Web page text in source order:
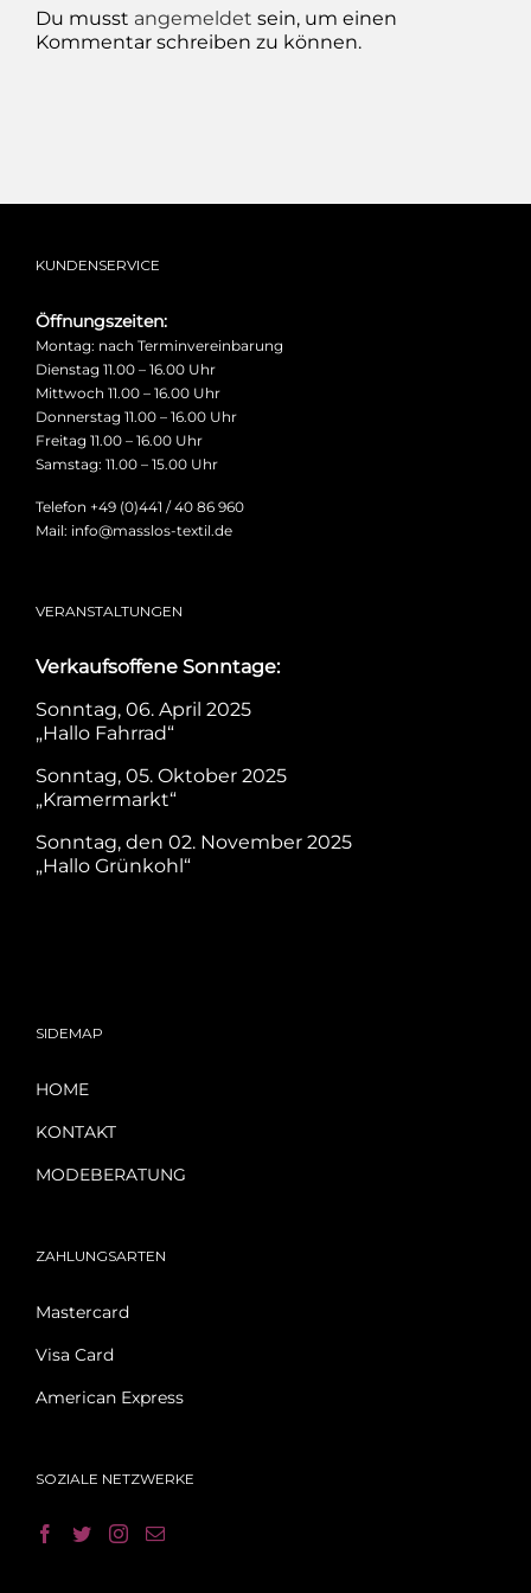
Du musst angemeldet sein, um einen
Kommentar schreiben zu können.
KUNDENSERVICE
Öffnungszeiten:
Montag: nach Terminvereinbarung
Dienstag 11.00 – 16.00 Uhr
Mittwoch 11.00 – 16.00 Uhr
Donnerstag 11.00 – 16.00 Uhr
Freitag 11.00 – 16.00 Uhr
Samstag: 11.00 – 15.00 Uhr
Telefon +49 (0)441 / 40 86 960
Mail: info@masslos-textil.de
VERANSTALTUNGEN
Verkaufsoffene Sonntage:
Sonntag, 06. April 2025
„Hallo Fahrrad“
Sonntag, 05. Oktober 2025
„Kramermarkt“
Sonntag, den 02. November 2025
„Hallo Grünkohl“
SIDEMAP
HOME
KONTAKT
MODEBERATUNG
ZAHLUNGSARTEN
Mastercard
Visa Card
American Express
SOZIALE NETZWERKE